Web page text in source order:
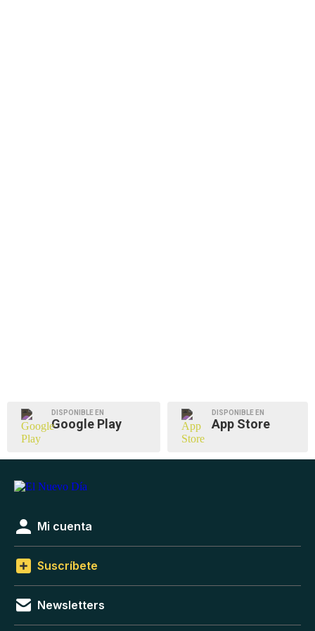
DISPONIBLE EN
Google Play
DISPONIBLE EN
App Store
Mi cuenta
Suscríbete
Newsletters